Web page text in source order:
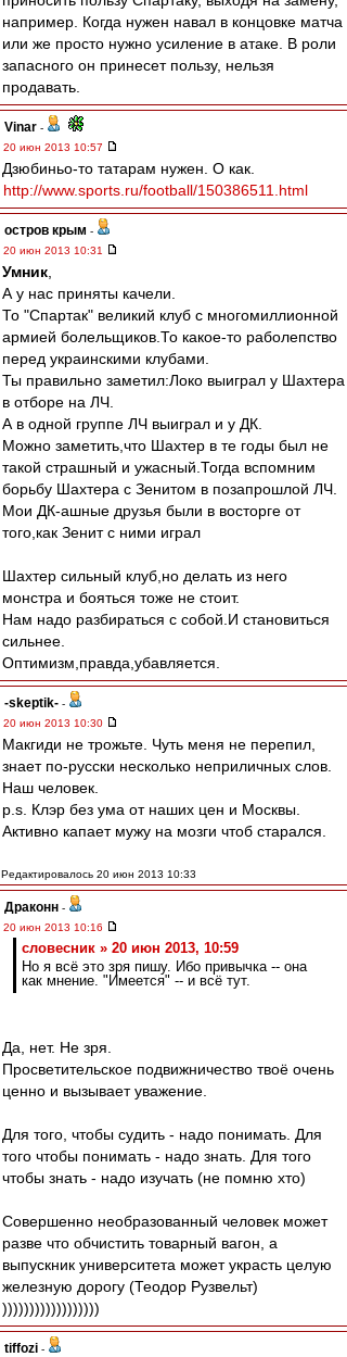
например. Когда нужен навал в концовке матча
или же просто нужно усиление в атаке. В роли
запасного он принесет пользу, нельзя
продавать.
Vinar -
20 июн 2013 10:57
Дзюбиньо-то татарам нужен. О как.
http://www.sports.ru/football/150386511.html
остров крым -
20 июн 2013 10:31
Умник
А у нас приняты качели.
То "Спартак" великий клуб с многомиллионной
армией болельщиков.То какое-то раболепство
перед украинскими клубами.
Ты правильно заметил:Локо выиграл у Шахтера
в отборе на ЛЧ.
А в одной группе ЛЧ выиграл и у ДК.
Можно заметить,что Шахтер в те годы был не
такой страшный и ужасный.Тогда вспомним
борьбу Шахтера с Зенитом в позапрошлой ЛЧ.
Мои ДК-ашные друзья были в восторге от
того,как Зенит с ними играл
Шахтер сильный клуб,но делать из него
монстра и бояться тоже не стоит.
Нам надо разбираться с собой.И становиться
сильнее.
Оптимизм,правда,убавляется.
-skeptik- -
20 июн 2013 10:30
Макгиди не трожьте. Чуть меня не перепил,
знает по-русски несколько неприличных слов.
Наш человек.
p.s. Клэр без ума от наших цен и Москвы.
Активно капает мужу на мозги чтоб старался.
Редактировалось 20 июн 2013 10:33
Драконн -
20 июн 2013 10:16
словесник » 20 июн 2013, 10:59
Но я всё это зря пишу. Ибо привычка -- она
как мнение. "Имеется" -- и всё тут.
Да, нет. Не зря.
Просветительское подвижничество твоё очень
ценно и вызывает уважение.
Для того, чтобы судить - надо понимать. Для
того чтобы понимать - надо знать. Для того
чтобы знать - надо изучать (не помню хто)
Совершенно необразованный человек может
разве что обчистить товарный вагон, а
выпускник университета может украсть целую
железную дорогу (Теодор Рузвельт)
))))))))))))))))))
tiffozi -